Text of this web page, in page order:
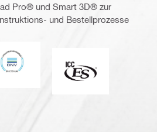
Pro® und Smart 3D® zur
und Bestellprozesse
DNV